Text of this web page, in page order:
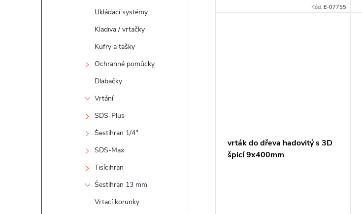
Ukládací systémy
Kladiva / vrtačky
Kufry a tašky
Ochranné pomůcky
Dlabačky
Vrtání
SDS-Plus
Šestihran 1/4"
SDS-Max
Tisícihran
Šestihran 13 mm
Vrtací korunky
Kód:E-07755
vrták do dřeva hadovitý s 3D
špicí 9x400mm